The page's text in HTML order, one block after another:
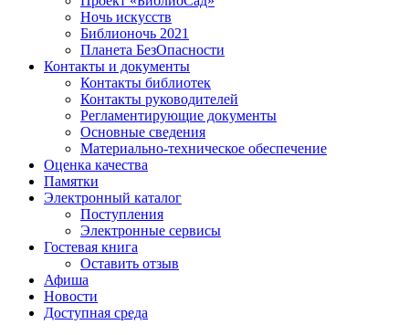
Ночь искусств
Библионочь 2021
Планета БезОпасности
Контакты и документы
Контакты библиотек
Контакты руководителей
Регламентирующие документы
Основные сведения
Материально-техническое обеспечение
Оценка качества
Памятки
Электронный каталог
Поступления
Электронные сервисы
Гостевая книга
Оставить отзыв
Афиша
Новости
Доступная среда